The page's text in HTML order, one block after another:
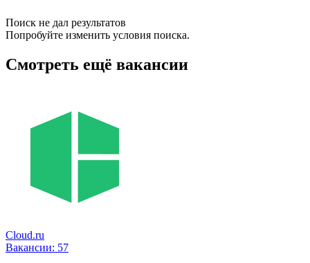
Поиск не дал результатов
Попробуйте изменить условия поиска.
Смотреть ещё вакансии
Cloud.ru
Вакансии: 57